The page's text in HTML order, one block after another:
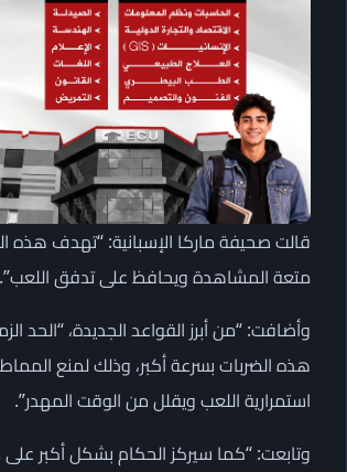
قالت صحيفة ماركا الإسبانية: “تهدف هذه
متعة المشاهدة ويحافظ على تدفق اللعب”.
هذه الضربات بسرعة أكبر، وذلك لمنع
استمرارية اللعب ويقلل من الوقت المهدر”.
وتابعت: “كما سيركز الحكام بشكل أكبر على